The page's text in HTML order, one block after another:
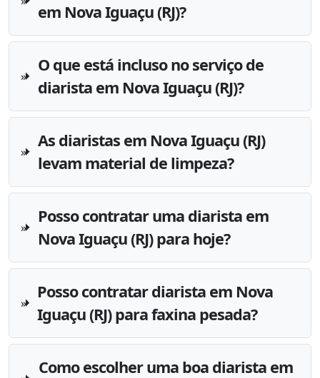
em Nova Iguaçu (RJ)?
O que está incluso no serviço de
diarista em Nova Iguaçu (RJ)?
As diaristas em Nova Iguaçu (RJ)
levam material de limpeza?
Posso contratar uma diarista em
Nova Iguaçu (RJ) para hoje?
Posso contratar diarista em Nova
Iguaçu (RJ) para faxina pesada?
Como escolher uma boa diarista em